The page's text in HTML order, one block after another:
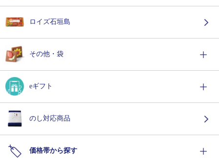
ロイズ石垣島
その他・袋
eギフト
のし対応商品
価格帯から探す